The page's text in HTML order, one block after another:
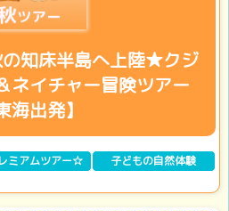
知床半島へ上陸★クジ
ネイチャー冒険ツアー
海出発】
ミアムツアー☆ 子どもの自然体験